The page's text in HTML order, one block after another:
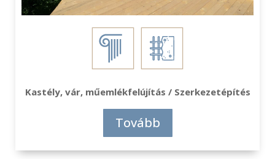
Kastély, vár, műemlékfelújítás / Szerkezetépítés
Tovább